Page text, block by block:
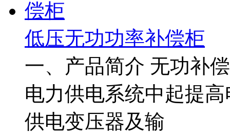
低压无功功率补偿柜
一、产品简介 无功补
电力供电系统中起提
供电变压器及输